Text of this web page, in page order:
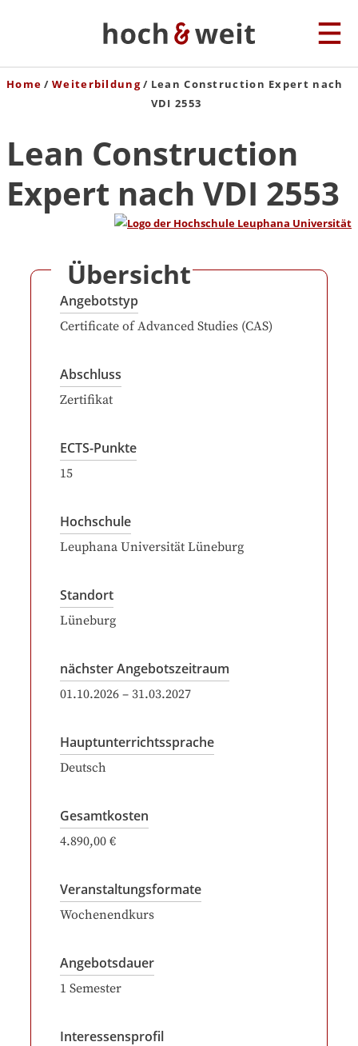
Home Weiterbildung
Lean Construction Expert nach
VDI 2553
Lean Construction
Expert nach VDI 2553
Übersicht
Angebotstyp
Certificate of Advanced Studies (CAS)
Abschluss
Zertifikat
ECTS-Punkte
15
Hochschule
Leuphana Universität Lüneburg
Standort
Lüneburg
nächster Angebotszeitraum
01.10.2026 – 31.03.2027
Hauptunterrichtssprache
Deutsch
Gesamtkosten
4.890,00 €
Veranstaltungsformate
Wochenendkurs
Angebotsdauer
1 Semester
Interessensprofil